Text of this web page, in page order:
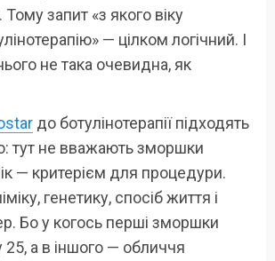
запит «з якого віку
— цілком логічний. І
не така очевидна, як
до ботулінотерапії підходять
тут не вважають зморшки
— критерієм для процедури.
генетику, спосіб життя і
Бо у когось перші зморшки
25, а в іншого — обличчя